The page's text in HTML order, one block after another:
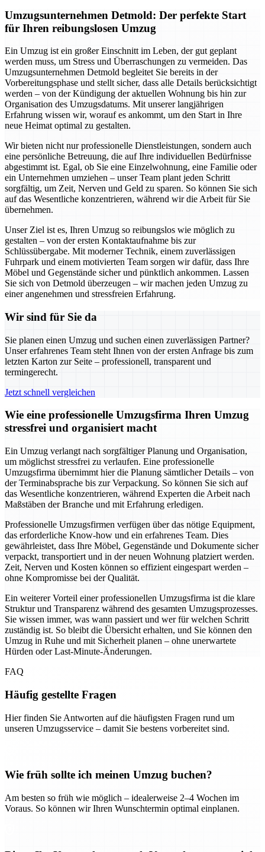
Umzugsunternehmen Detmold: Der perfekte Start
für Ihren reibungslosen Umzug
Ein Umzug ist ein großer Einschnitt im Leben, der gut geplant
werden muss, um Stress und Überraschungen zu vermeiden. Das
Umzugsunternehmen Detmold begleitet Sie bereits in der
Vorbereitungsphase und stellt sicher, dass alle Details berücksichtigt
werden – von der Kündigung der aktuellen Wohnung bis hin zur
Organisation des Umzugsdatums. Mit unserer langjährigen
Erfahrung wissen wir, worauf es ankommt, um den Start in Ihre
neue Heimat optimal zu gestalten.
Wir bieten nicht nur professionelle Dienstleistungen, sondern auch
eine persönliche Betreuung, die auf Ihre individuellen Bedürfnisse
abgestimmt ist. Egal, ob Sie eine Einzelwohnung, eine Familie oder
ein Unternehmen umziehen – unser Team plant jeden Schritt
sorgfältig, um Zeit, Nerven und Geld zu sparen. So können Sie sich
auf das Wesentliche konzentrieren, während wir die Arbeit für Sie
übernehmen.
Unser Ziel ist es, Ihren Umzug so reibungslos wie möglich zu
gestalten – von der ersten Kontaktaufnahme bis zur
Schlüssübergabe. Mit moderner Technik, einem zuverlässigen
Fuhrpark und einem motivierten Team sorgen wir dafür, dass Ihre
Möbel und Gegenstände sicher und pünktlich ankommen. Lassen
Sie sich von Detmold überzeugen – wir machen jeden Umzug zu
einer angenehmen und stressfreien Erfahrung.
Wir sind für Sie da
Sie planen einen Umzug und suchen einen zuverlässigen Partner?
Unser erfahrenes Team steht Ihnen von der ersten Anfrage bis zum
letzten Karton zur Seite – professionell, transparent und
termingerecht.
Jetzt schnell vergleichen
Wie eine professionelle Umzugsfirma Ihren Umzug
stressfrei und organisiert macht
Ein Umzug verlangt nach sorgfältiger Planung und Organisation,
um möglichst stressfrei zu verlaufen. Eine professionelle
Umzugsfirma übernimmt hier die Planung sämtlicher Details – von
der Terminabsprache bis zur Verpackung. So können Sie sich auf
das Wesentliche konzentrieren, während Experten die Arbeit nach
Maßstäben der Branche und mit Erfahrung erledigen.
Professionelle Umzugsfirmen verfügen über das nötige Equipment,
das erforderliche Know-how und ein erfahrenes Team. Dies
gewährleistet, dass Ihre Möbel, Gegenstände und Dokumente sicher
verpackt, transportiert und in der neuen Wohnung platziert werden.
Zeit, Nerven und Kosten können so effizient eingespart werden –
ohne Kompromisse bei der Qualität.
Ein weiterer Vorteil einer professionellen Umzugsfirma ist die klare
Struktur und Transparenz während des gesamten Umzugsprozesses.
Sie wissen immer, was wann passiert und wer für welchen Schritt
zuständig ist. So bleibt die Übersicht erhalten, und Sie können den
Umzug in Ruhe und mit Sicherheit planen – ohne unerwartete
Hürden oder Last-Minute-Änderungen.
FAQ
Häufig gestellte Fragen
Hier finden Sie Antworten auf die häufigsten Fragen rund um
unseren Umzugsservice – damit Sie bestens vorbereitet sind.
Wie früh sollte ich meinen Umzug buchen?
Am besten so früh wie möglich – idealerweise 2–4 Wochen im
Voraus. So können wir Ihren Wunschtermin optimal einplanen.